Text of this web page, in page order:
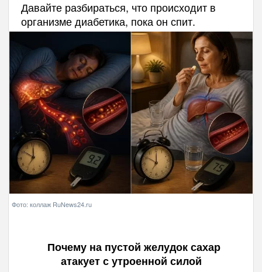
Давайте разбираться, что происходит в
организме диабетика, пока он спит.
Фото: коллаж RuNews24.ru
Почему на пустой желудок сахар
атакует с утроенной силой